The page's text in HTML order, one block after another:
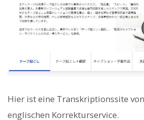
Hier ist eine Transkriptionssite
englischen Korrekturservice.